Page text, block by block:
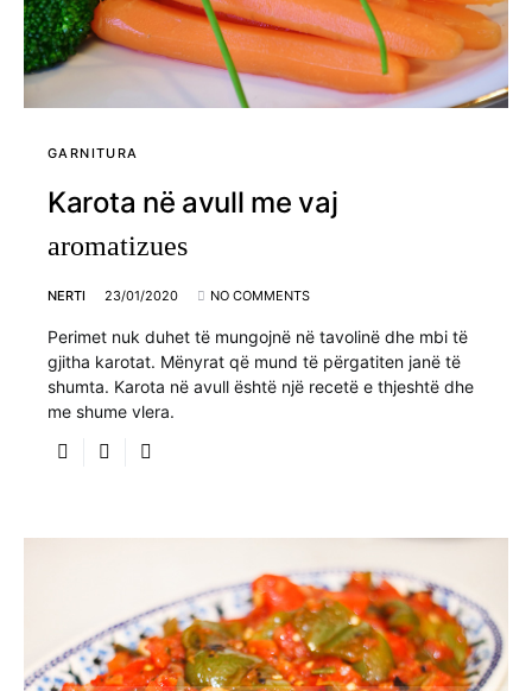
GARNITURA
Karota në avull me vaj
aromatizues
NERTI 23/01/2020 NO COMMENTS
Perimet nuk duhet të mungojnë në tavolinë dhe mbi të
gjitha karotat. Mënyrat që mund të përgatiten janë të
shumta. Karota në avull është një recetë e thjeshtë dhe
me shume vlera.